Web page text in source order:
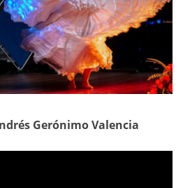
Gerónimo Valencia